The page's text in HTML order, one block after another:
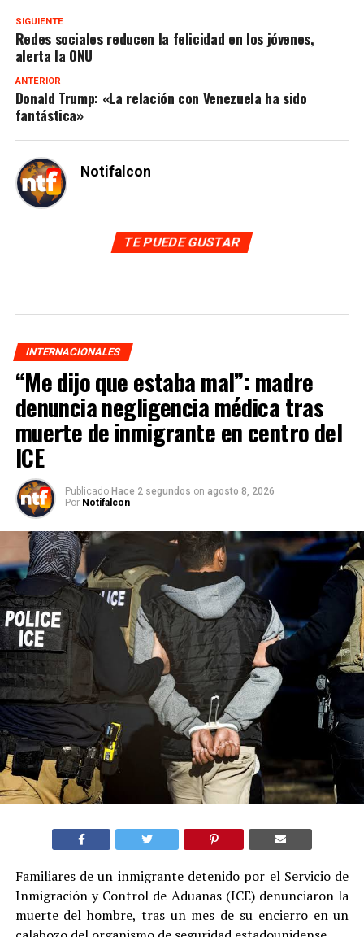
SIGUIENTE
Redes sociales reducen la felicidad en los jóvenes,
alerta la ONU
ANTERIOR
Donald Trump: «La relación con Venezuela ha sido
fantástica»
Notifalcon
TE PUEDE GUSTAR
INTERNACIONALES
“Me dijo que estaba mal”: madre
denuncia negligencia médica tras
muerte de inmigrante en centro del
ICE
Publicado Hace 2 segundos on agosto 8, 2026
Por Notifalcon
Familiares de un inmigrante detenido por el Servicio de
Inmigración y Control de Aduanas (ICE) denunciaron la
muerte del hombre, tras un mes de su encierro en un